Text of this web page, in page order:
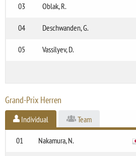
03 Oblak, R.
04 Deschwanden, G.
05 Vassilyev, D.
Grand-Prix Herren
Individual Team
01 Nakamura, N.